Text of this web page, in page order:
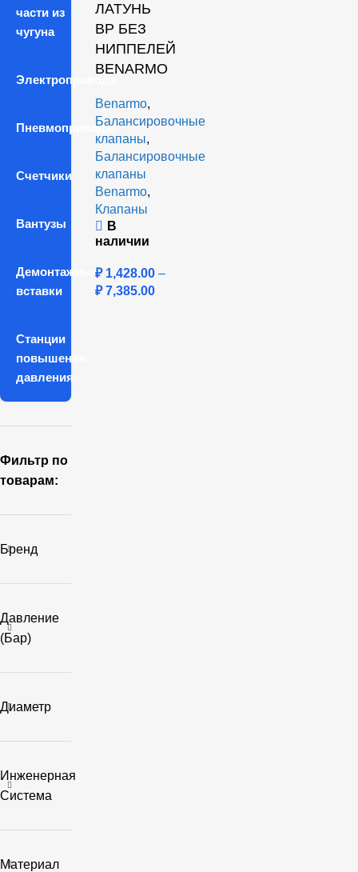
части из
чугуна
Электропривода
Пневмопривода
Счетчики
Вантузы
Демонтажные
вставки
Станции
повышения
давления
Фильтр по
товарам:
Бренд
Давление
(бар)
Диаметр
Инженерная
Система
Материал
ЛАТУНЬ
ВР БЕЗ
НИППЕЛЕЙ
BENARMO
Benarmo,
Балансировочные
клапаны,
Балансировочные
клапаны
Benarmo,
Клапаны
В
наличии
₽1,428.00 –
₽7,385.00